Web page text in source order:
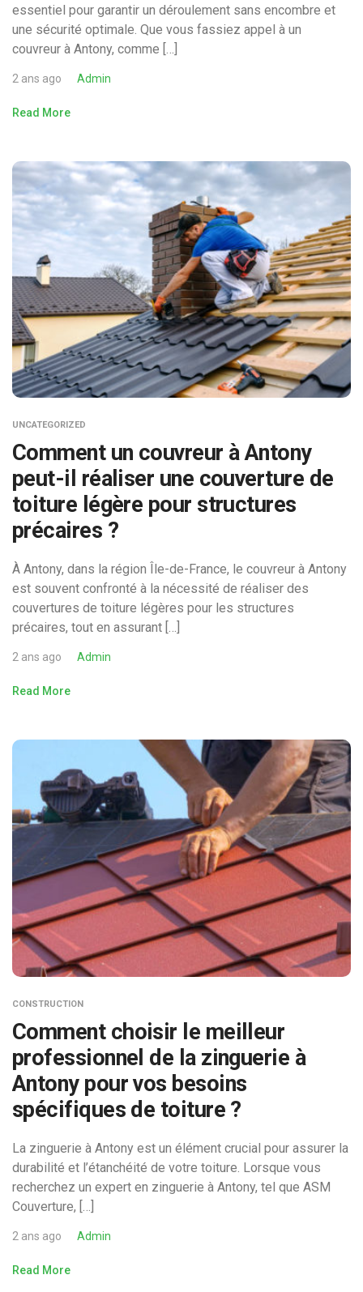
essentiel pour garantir un déroulement sans encombre et
une sécurité optimale. Que vous fassiez appel à un
couvreur à Antony, comme […]
2 ans ago Admin
Read More
UNCATEGORIZED
Comment un couvreur à Antony
peut-il réaliser une couverture de
toiture légère pour structures
précaires ?
À Antony, dans la région Île-de-France, le couvreur à Antony
est souvent confronté à la nécessité de réaliser des
couvertures de toiture légères pour les structures
précaires, tout en assurant […]
2 ans ago Admin
Read More
CONSTRUCTION
Comment choisir le meilleur
professionnel de la zinguerie à
Antony pour vos besoins
spécifiques de toiture ?
La zinguerie à Antony est un élément crucial pour assurer la
durabilité et l’étanchéité de votre toiture. Lorsque vous
recherchez un expert en zinguerie à Antony, tel que ASM
Couverture, […]
2 ans ago Admin
Read More